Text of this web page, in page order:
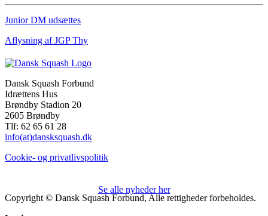
Junior DM udsættes
Aflysning af JGP Thy
Dansk Squash Forbund
Idrættens Hus
Brøndby Stadion 20
2605 Brøndby
Tlf: 62 65 61 28
info(at)dansksquash.dk
Cookie- og privatlivspolitik
Se alle nyheder her
Copyright © Dansk Squash Forbund, Alle rettigheder forbeholdes.